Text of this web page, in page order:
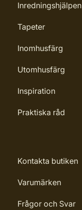
Inredningshjälpen
Tapeter
Inomhusfärg
Utomhusfärg
Inspiration
Praktiska råd
Kontakta butiken
Varumärken
Frågor och Svar